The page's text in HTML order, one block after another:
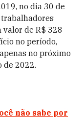
no dia 30 de
trabalhadores
valor de R$ 328
no período,
no próximo
de 2022.
não sabe por